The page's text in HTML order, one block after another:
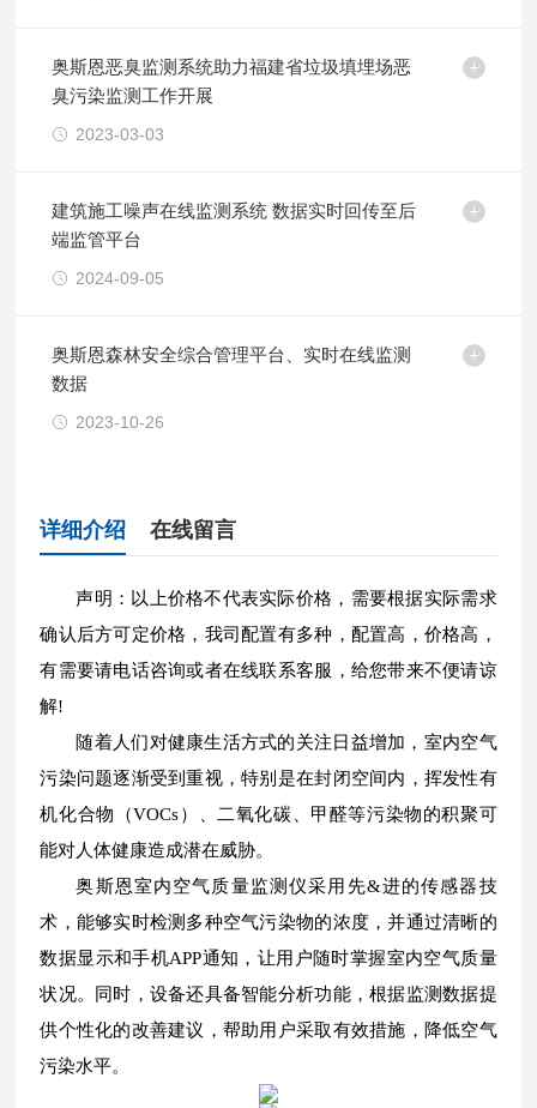
奥斯恩恶臭监测系统助力福建省垃圾填埋场恶
臭污染监测工作开展
2023-03-03
建筑施工噪声在线监测系统 数据实时回传至后
端监管平台
2024-09-05
奥斯恩森林安全综合管理平台、实时在线监测
数据
2023-10-26
详细介绍 在线留言
声明：以上价格不代表实际价格，需要根据实际需求
确认后方可定价格，我司配置有多种，配置高，价格高，
有需要请电话咨询或者在线联系客服，给您带来不便请谅
解!
随着人们对健康生活方式的关注日益增加，室内空气
污染问题逐渐受到重视，特别是在封闭空间内，挥发性有
机化合物（VOCs）、二氧化碳、甲醛等污染物的积聚可
能对人体健康造成潜在威胁。
奥斯恩室内空气质量监测仪采用先&进的传感器技
术，能够实时检测多种空气污染物的浓度，并通过清晰的
数据显示和手机APP通知，让用户随时掌握室内空气质量
状况。同时，设备还具备智能分析功能，根据监测数据提
供个性化的改善建议，帮助用户采取有效措施，降低空气
污染水平。